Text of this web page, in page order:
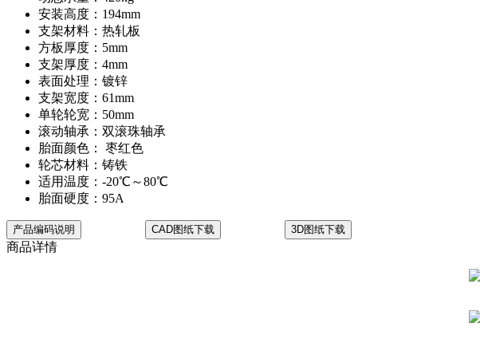
安装高度：194mm
支架材料：热轧板
方板厚度：5mm
支架厚度：4mm
表面处理：镀锌
支架宽度：61mm
单轮轮宽：50mm
滚动轴承：双滚珠轴承
胎面颜色： 枣红色
轮芯材料：铸铁
适用温度：-20℃～80℃
胎面硬度：95A
产品编码说明 CAD图纸下载 3D图纸下载
商品详情